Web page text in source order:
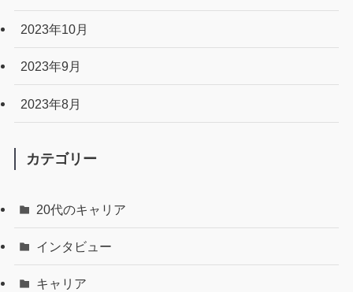
2023年10月
2023年9月
2023年8月
カテゴリー
20代のキャリア
インタビュー
キャリア